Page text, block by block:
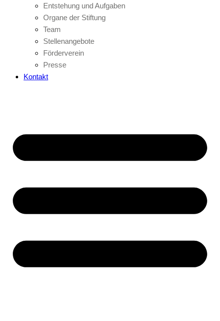
Entstehung und Aufgaben
Organe der Stiftung
Team
Stellenangebote
Förderverein
Presse
Kontakt